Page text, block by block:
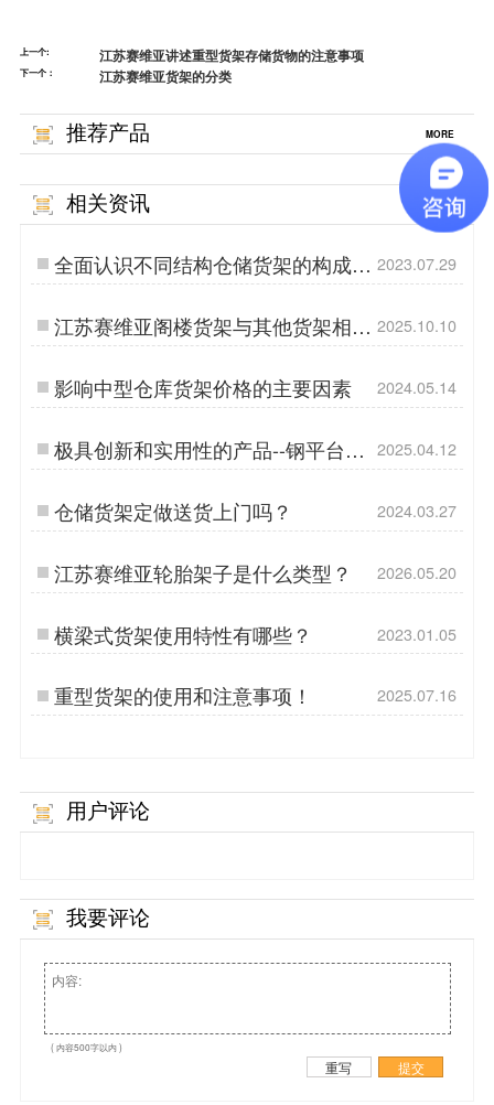
上一个: 江苏赛维亚讲述重型货架存储货物的注意事项
下一个： 江苏赛维亚货架的分类
推荐产品 MORE
相关资讯 MORE
全面认识不同结构仓储货架的构成及
应用
2023.07.29
江苏赛维亚阁楼货架与其他货架相比
它的优势有哪些？
2025.10.10
影响中型仓库货架价格的主要因素 2024.05.14
极具创新和实用性的产品--钢平台货
架
2025.04.12
仓储货架定做送货上门吗？ 2024.03.27
江苏赛维亚轮胎架子是什么类型？ 2026.05.20
横梁式货架使用特性有哪些？ 2023.01.05
重型货架的使用和注意事项！ 2025.07.16
用户评论
我要评论
( 内容500字以内 )
重写 提交